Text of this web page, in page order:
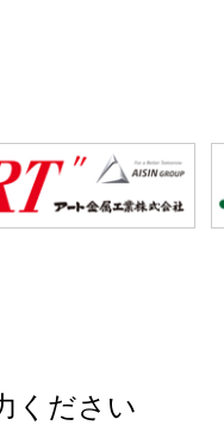
ください